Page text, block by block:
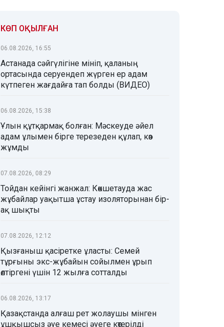
КӨП ОҚЫЛҒАН
06.08.2026, 16:55
Астанада сәйгүлігіне мініп, қаланың
ортасында серуендеп жүрген ер адам
күтпеген жағдайға тап болды (ВИДЕО)
06.08.2026, 15:38
Ұлын құтқармақ болған: Мәскеуде әйел
адам ұлымен бірге терезеден құлап, көз
жұмды
07.08.2026, 08:29
Тойдан кейінгі жанжал: Көкшетауда жас
жұбайлар уақытша ұстау изоляторынан бір-
ақ шықты
07.08.2026, 12:12
Қызғаныш қасіретке ұласты: Семей
тұрғыны экс-жұбайын сойылмен ұрып
өлтіргені үшін 12 жылға сотталды
06.08.2026, 13:17
Қазақстанда алғаш рет жолаушы мінген
ұшқышсыз әуе кемесі әуеге көтерілді